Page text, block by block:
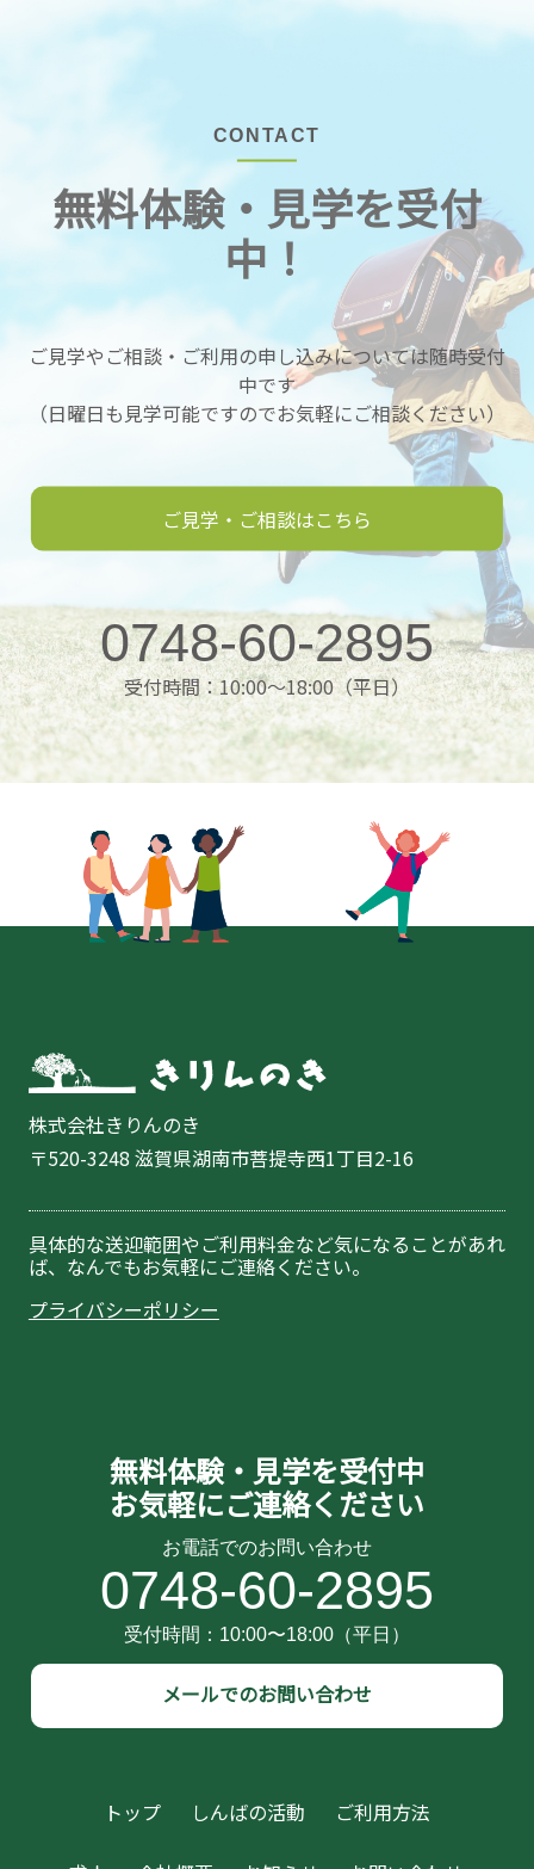
CONTACT
無料体験・見学を受付
中！
ご見学やご相談・ご利用の申し込みについては随時受付
中です
（日曜日も見学可能ですのでお気軽にご相談ください）
ご見学・ご相談はこちら
0748-60-2895
株式会社きりんのき
〒520-3248 滋賀県湖南市菩提寺西1丁目2-16
具体的な送迎範囲やご利用料金など気になることがあれ
ば、なんでもお気軽にご連絡ください。
プライバシーポリシー
無料体験・見学を受付中
お気軽にご連絡ください
0748-60-2895
メールでのお問い合わせ
トップ しんばの活動 ご利用方法